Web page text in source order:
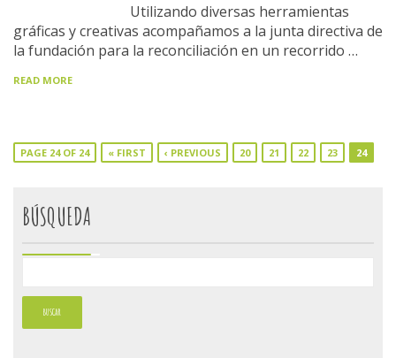
Utilizando diversas herramientas
gráficas y creativas acompañamos a la junta directiva de
la fundación para la reconciliación en un recorrido …
READ MORE
PAGE 24 OF 24 « FIRST ‹ PREVIOUS 20 21 22 23 24
BÚSQUEDA